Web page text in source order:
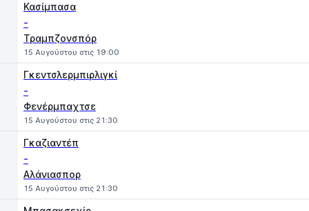
Κασίμπασα
-
Τραμπζονσπόρ
15 Αυγούστου στις 19:00
Γκεντσλερμπιρλιγκί
-
Φενέρμπαχτσε
15 Αυγούστου στις 21:30
Γκαζιαντέπ
-
Αλάνιασπορ
15 Αυγούστου στις 21:30